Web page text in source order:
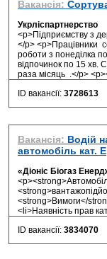
Вакансія:
Укрліспартнерство
<p>Підприємству з
</p> <p>Працівники
роботи з понеділка
відпочинок по 15 хв.
раза місяць .</p>
ID вакансії: 3728613
Вакансія: Водій
автомобіль кат. Е
«Діоніс Біогаз
<strong>Вимоги</
<li>Наявність прав
ID вакансії: 3834070